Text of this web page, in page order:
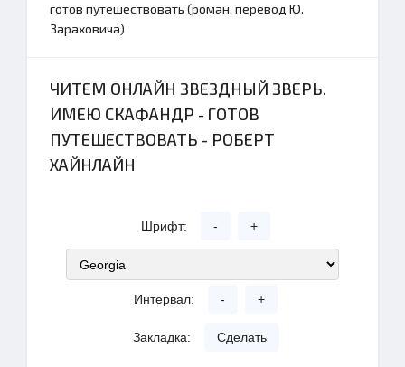
готов путешествовать (роман, перевод Ю.
Зараховича)
ЧИТЕМ ОНЛАЙН ЗВЕЗДНЫЙ ЗВЕРЬ.
ИМЕЮ СКАФАНДР - ГОТОВ
ПУТЕШЕСТВОВАТЬ - РОБЕРТ
ХАЙНЛАЙН
Шрифт: - +
Интервал: - +
Закладка: Сделать